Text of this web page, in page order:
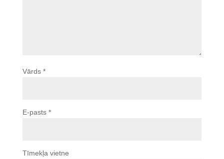
Vārds *
E-pasts *
Tīmekļa vietne